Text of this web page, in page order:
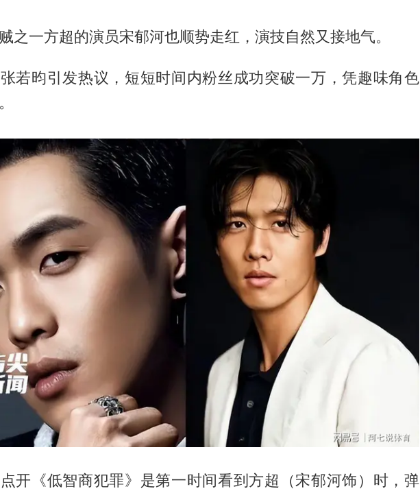
之一方超的演员宋郁河也顺势走红，演技自然又接地气。
若昀引发热议，短短时间内粉丝成功突破一万，凭趣味角色
开《低智商犯罪》是第一时间看到方超（宋郁河饰）时，弹